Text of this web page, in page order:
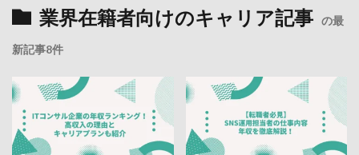
業界在籍者向けのキャリア記事 の最
新記事8件